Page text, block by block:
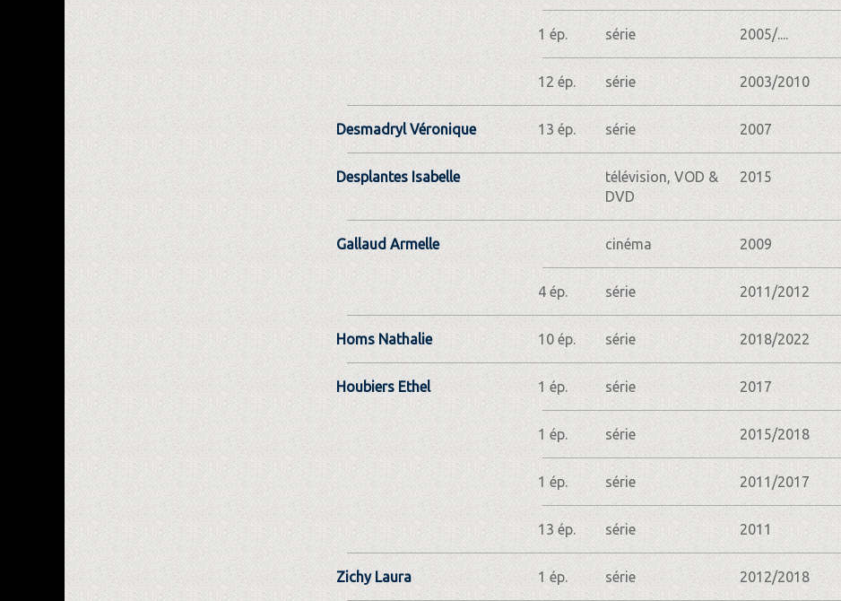
1 ép. série 2005/....
12 ép. série 2003/2010
Desmadryl Véronique 13 ép. série 2007
Desplantes Isabelle
télévision, VOD &
DVD
2015
Gallaud Armelle cinéma 2009
4 ép. série 2011/2012
Homs Nathalie 10 ép. série 2018/2022
Houbiers Ethel 1 ép. série 2017
1 ép. série 2015/2018
1 ép. série 2011/2017
13 ép. série 2011
Zichy Laura 1 ép. série 2012/2018